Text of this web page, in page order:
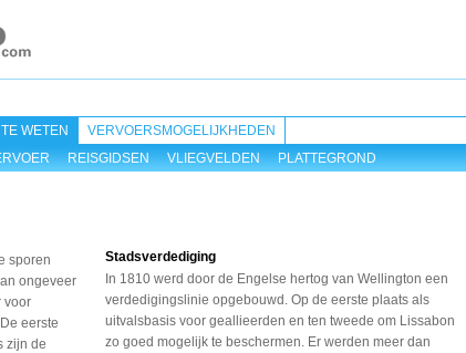
WETEN
REISGIDSEN VLIEGVELDEN PLATTEGROND
VERVOERSMOGELIJKHEDEN
sporen
ongeveer
voor
eerste
zijn de
Stadsverdediging
In 1810 werd door de Engelse hertog van Wellington een
verdedigingslinie opgebouwd. Op de eerste plaats als
uitvalsbasis voor geallieerden en ten tweede om Lissabon
zo goed mogelijk te beschermen. Er werden meer dan